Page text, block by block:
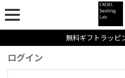
無料ギフトラッピ
ログイン